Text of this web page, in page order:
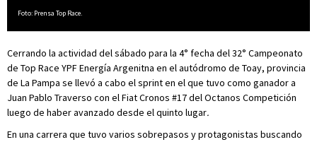
Foto: Prensa Top Race.
Cerrando la actividad del sábado para la 4° fecha del 32° Campeonato
de Top Race YPF Energía Argenitna en el autódromo de Toay, provincia
de La Pampa se llevó a cabo el sprint en el que tuvo como ganador a
Juan Pablo Traverso con el Fiat Cronos #17 del Octanos Competición
luego de haber avanzado desde el quinto lugar.
En una carrera que tuvo varios sobrepasos y protagonistas buscando